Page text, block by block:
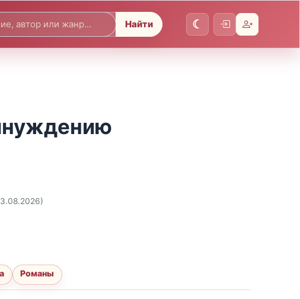
Найти
Романы